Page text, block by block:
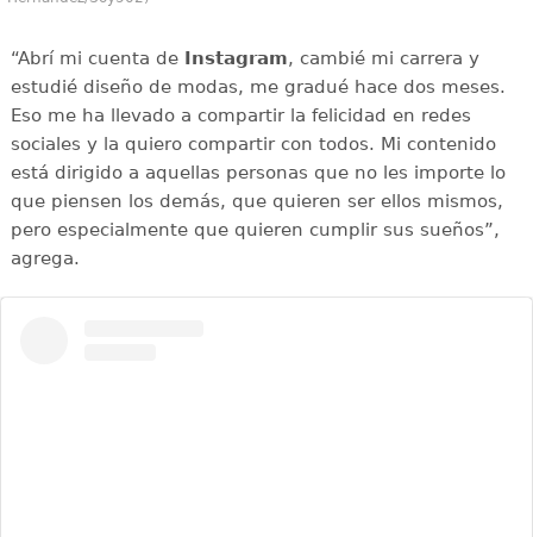
“Abrí mi cuenta de Instagram, cambié mi carrera y
estudié diseño de modas, me gradué hace dos meses.
Eso me ha llevado a compartir la felicidad en redes
sociales y la quiero compartir con todos. Mi contenido
está dirigido a aquellas personas que no les importe lo
que piensen los demás, que quieren ser ellos mismos,
pero especialmente que quieren cumplir sus sueños”,
agrega.